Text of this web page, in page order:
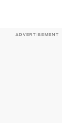
ADVERTISEMENT